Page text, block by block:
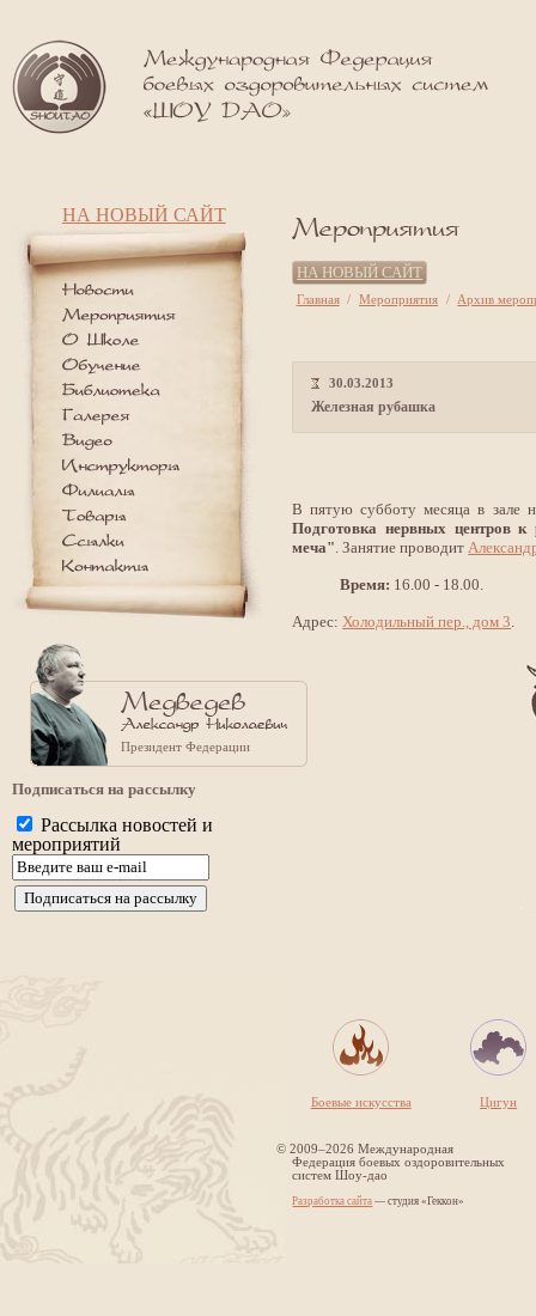
НА НОВЫЙ САЙТ
Президент Федерации
Подписаться на рассылку
Рассылка новостей и
мероприятий
НА НОВЫЙ САЙТ
Главная / Мероприятия / Архив
30.03.2013
Железная рубашка
В пятую субботу месяца в зале
Подготовка нервных центров к
меча" . Занятие проводит
Время: 16.00 - 18.00.
Адрес: Холодильный пер., дом 3
Боевые искусства Цигун
© 2009–2026 Международная
Федерация боевых оздоровительных
систем Шоу-дао
Разработка сайта — студия «Геккон»